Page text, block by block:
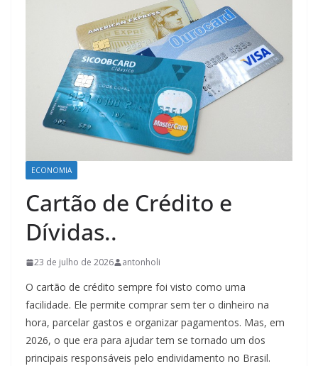
ECONOMIA
Cartão de Crédito e
Dívidas..
23 de julho de 2026 antonholi
O cartão de crédito sempre foi visto como uma
facilidade. Ele permite comprar sem ter o dinheiro na
hora, parcelar gastos e organizar pagamentos. Mas, em
2026, o que era para ajudar tem se tornado um dos
principais responsáveis pelo endividamento no Brasil.